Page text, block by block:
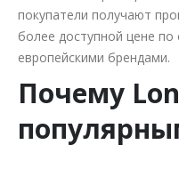
покупатели получают
более доступной цене
европейскими брендами.
Почему